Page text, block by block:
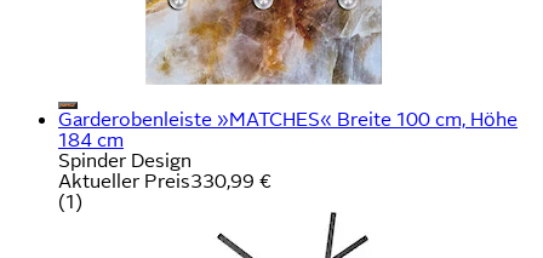
Garderobenleiste »MATCHES« Breite 100 cm, Höhe
184 cm
Spinder Design
Aktueller Preis330,99 €
(1)